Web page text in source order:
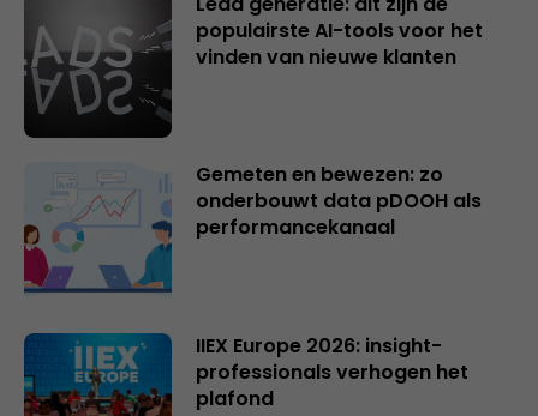
populairste AI-tools voor het
vinden van nieuwe klanten
Gemeten en bewezen: zo
onderbouwt data pDOOH als
performancekanaal
IIEX Europe 2026: insight-
professionals verhogen het
plafond